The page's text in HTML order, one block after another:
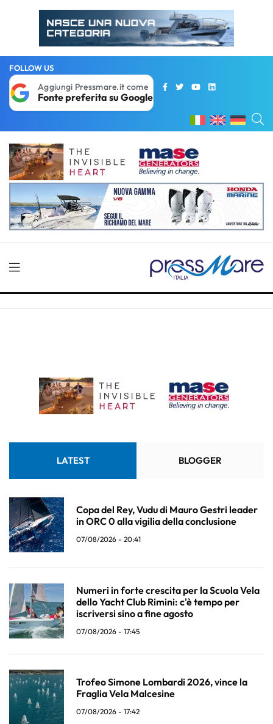
FOLLOW US
Aggiungi Pressmare.it come
Fonte preferita su Google
LATEST BLOGGER
Copa del Rey, Vudu di Mauro Gestri leader
in ORC 0 alla vigilia della conclusione
07/08/2026 - 20:41
Numeri in forte crescita per la Scuola Vela
dello Yacht Club Rimini: c'è tempo per
iscriversi sino a fine agosto
07/08/2026 - 17:45
Trofeo Simone Lombardi 2026, vince la
Fraglia Vela Malcesine
07/08/2026 - 17:42